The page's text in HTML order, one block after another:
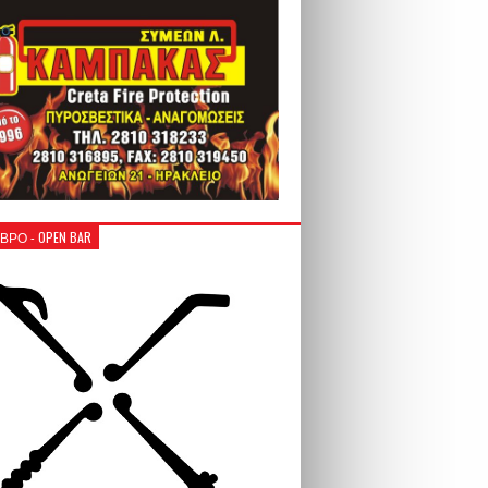
- OPEN BAR